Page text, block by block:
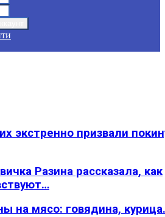
экстренно призвали
Разина рассказала, как
на мясо: говядина,